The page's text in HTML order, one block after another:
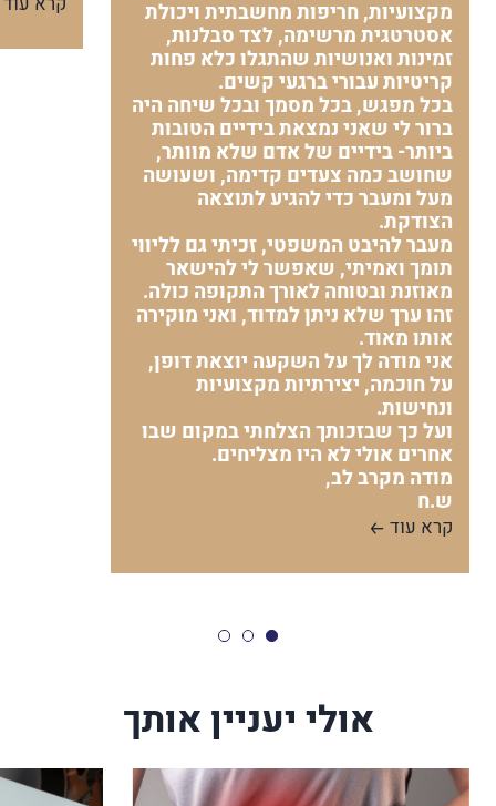
מקצועיות, חריפות מחשבתית ויכולת
אסטרטגית מרשימה, לצד סבלנות,
זמינות ואנושיות שהתגלו כלא פחות
קריטיות עבורי ברגעי קשים.
בכל מפגש, בכל מסמך ובכל שיחה היה
ברור לי שאני נמצאת בידיים הטובות
ביותר- בידיים של אדם שלא מוותר,
שחושב כמה צעדים קדימה, ושעושה
מעל ומעבר כדי להגיע לתוצאה
הצודקת.
מעבר להיבט המשפטי, זכיתי גם לליווי
תומך ואמיתי, שאפשר לי להישאר
מאוזנת ובטוחה לאורך התקופה כולה.
זהו ערך שלא ניתן למדוד, ואני מוקירה
אותו מאוד.
אני מודה לך על השקעה יוצאת דופן,
על חוכמה, יצירתיות מקצועיות
ונחישות.
ועל כך שבזכותך הצלחתי במקום שבו
אחרים אולי לא היו מצליחים.
מודה מקרב לב,
ש.ח
קרא עוד
אולי יעניין אותך